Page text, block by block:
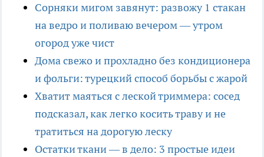
Сорняки мигом завянут: развожу 1 стакан
на ведро и поливаю вечером — утром
огород уже чист
Дома свежо и прохладно без кондиционера
и фольги: турецкий способ борьбы с жарой
Хватит маяться с леской триммера: сосед
подсказал, как легко косить траву и не
тратиться на дорогую леску
Остатки ткани — в дело: 3 простые идеи